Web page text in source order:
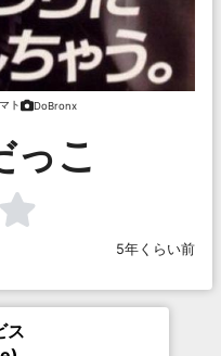
ト DoBronx
っこ
5年くらい前
ス